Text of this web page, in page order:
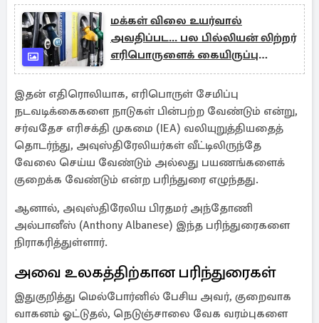
மக்கள் விலை உயர்வால்
அவதிப்பட... பல பில்லியன் லிற்றர்
எரிபொருளைக் கையிருப்பு
வைத்திருக்கும் நாடு
இதன் எதிரொலியாக, எரிபொருள் சேமிப்பு
நடவடிக்கைகளை நாடுகள் பின்பற்ற வேண்டும் என்று,
சர்வதேச எரிசக்தி முகமை (IEA) வலியுறுத்தியதைத்
தொடர்ந்து, அவுஸ்திரேலியர்கள் வீட்டிலிருந்தே
வேலை செய்ய வேண்டும் அல்லது பயணங்களைக்
குறைக்க வேண்டும் என்ற பரிந்துரை எழுந்தது.
ஆனால், அவுஸ்திரேலிய பிரதமர் அந்தோணி
அல்பானீஸ் (Anthony Albanese) இந்த பரிந்துரைகளை
நிராகரித்துள்ளார்.
அவை உலகத்திற்கான பரிந்துரைகள்
இதுகுறித்து மெல்போர்னில் பேசிய அவர், குறைவாக
வாகனம் ஓட்டுதல், நெடுஞ்சாலை வேக வரம்புகளை